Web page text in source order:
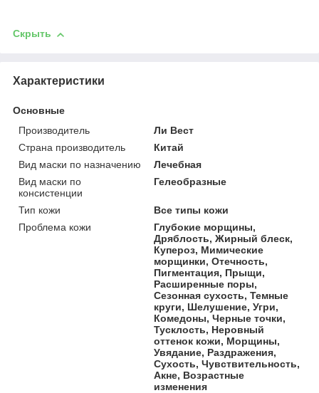
Скрыть
Характеристики
Основные
Производитель
Ли Вест
Страна производитель
Китай
Вид маски по назначению
Лечебная
Вид маски по
консистенции
Гелеобразные
Тип кожи
Все типы кожи
Проблема кожи
Глубокие морщины,
Дряблость, Жирный блеск,
Купероз, Мимические
морщинки, Отечность,
Пигментация, Прыщи,
Расширенные поры,
Сезонная сухость, Темные
круги, Шелушение, Угри,
Комедоны, Черные точки,
Тусклость, Неровный
оттенок кожи, Морщины,
Увядание, Раздражения,
Сухость, Чувствительность,
Акне, Возрастные
изменения